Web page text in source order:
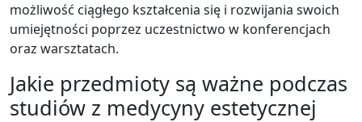
możliwość ciągłego kształcenia się i rozwijania swoich
umiejętności poprzez uczestnictwo w konferencjach
oraz warsztatach.
Jakie przedmioty są ważne podczas
studiów z medycyny estetycznej